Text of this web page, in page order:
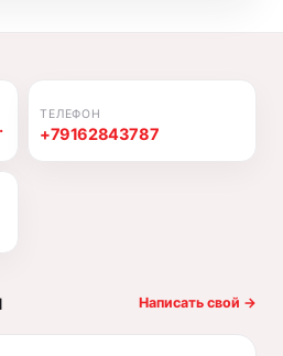
ТЕЛЕФОН
+79162843787
Написать свой →